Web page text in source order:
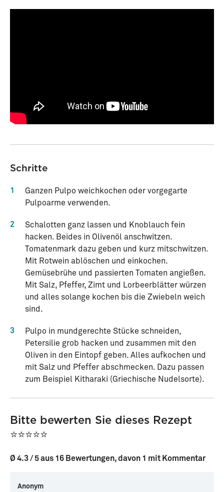
Schritte
1
Ganzen Pulpo weichkochen oder vorgegarte
Pulpoarme verwenden.
2
Schalotten ganz lassen und Knoblauch fein
hacken. Beides in Olivenöl anschwitzen.
Tomatenmark dazu geben und kurz mitschwitzen.
Mit Rotwein ablöschen und einkochen.
Gemüsebrühe und passierten Tomaten angießen.
Mit Salz, Pfeffer, Zimt und Lorbeerblätter würzen
und alles solange kochen bis die Zwiebeln weich
sind.
3
Pulpo in mundgerechte Stücke schneiden,
Petersilie grob hacken und zusammen mit den
Oliven in den Eintopf geben. Alles aufkochen und
mit Salz und Pfeffer abschmecken. Dazu passen
zum Beispiel Kitharaki (Griechische Nudelsorte).
Bitte bewerten Sie dieses Rezept
⭐⭐⭐⭐⭐
Ø 4.3 / 5 aus 16 Bewertungen, davon 1 mit Kommentar
Anonym